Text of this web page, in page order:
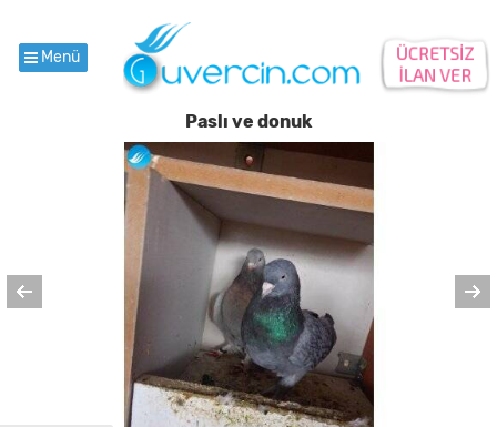
Menü
Paslı ve donuk